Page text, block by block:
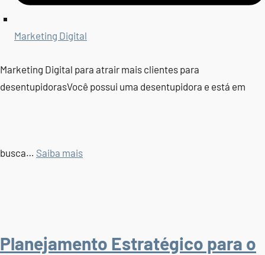
Marketing Digital
Marketing Digital para atrair mais clientes para
desentupidorasVocê possui uma desentupidora e está em
busca… Saiba mais
Planejamento Estratégico para o